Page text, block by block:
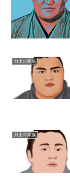
力士の家族
力士の家族